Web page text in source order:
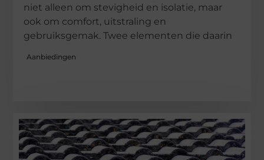
niet alleen om stevigheid en isolatie, maar
ook om comfort, uitstraling en
gebruiksgemak. Twee elementen die daarin
Aanbiedingen